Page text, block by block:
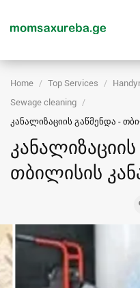
Home Top Services
Sewage cleaning
კანალიზაციის გაწმენდა -
თბილისის